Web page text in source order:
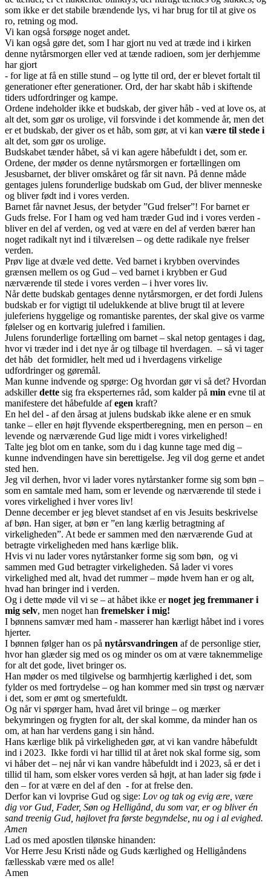
som ikke er det stabile brændende lys, vi har brug for til at give os
ro, retning og mod.
Vi kan også forsøge noget andet.
Vi kan også gøre det, som I har gjort nu ved at træde ind i kirken
denne nytårsmorgen eller ved at tænde radioen, som jer derhjemme
har gjort
- for lige at få en stille stund – og lytte til ord, der er blevet fortalt til
generationer efter generationer. Ord, der har skabt håb i skiftende
tiders udfordringer og kampe.
Ordene indeholder ikke et budskab, der giver håb - ved at love os, at
alt det, som gør os urolige, vil forsvinde i det kommende år, men det
er et budskab, der giver os et håb, som gør, at vi kan være til stede i
alt det, som gør os urolige.
Budskabet tænder håbet, så vi kan agere håbefuldt i det, som er.
Ordene, der møder os denne nytårsmorgen er fortællingen om
Jesusbarnet, der bliver omskåret og får sit navn. På denne måde
gentages julens forunderlige budskab om Gud, der bliver menneske
og bliver født ind i vores verden.
Barnet får navnet Jesus, der betyder ”Gud frelser”! For barnet er
Guds frelse. For I ham og ved ham træder Gud ind i vores verden -
bliver en del af verden, og ved at være en del af verden bærer han
noget radikalt nyt ind i tilværelsen – og dette radikale nye frelser
verden.
Prøv lige at dvæle ved dette. Ved barnet i krybben overvindes
grænsen mellem os og Gud – ved barnet i krybben er Gud
nærværende til stede i vores verden – i hver vores liv.
Når dette budskab gentages denne nytårsmorgen, er det fordi Julens
budskab er for vigtigt til udelukkende at blive brugt til at levere
juleferiens hyggelige og romantiske parentes, der skal give os varme
følelser og en kortvarig julefred i familien.
Julens forunderlige fortælling om barnet – skal netop gentages i dag,
hvor vi træder ind i det nye år og tilbage til hverdagen. – så vi tager
det håb det formidler, helt med ud i hverdagens virkelige
udfordringer og gøremål.
Man kunne indvende og spørge: Og hvordan gør vi så det? Hvordan
adskillerdette sig fra eksperternes råd, som kalder på min evne til at
manifestere det håbefulde afegen kraft?
En hel del - af den årsag at julens budskab ikke alene er en smuk
tanke – eller en højt flyvende ekspertberegning, men en person – en
levende og nærværende Gud lige midt i vores virkelighed!
Talte jeg blot om en tanke, som du i dag kunne tage med dig –
kunne indvendingen have sin berettigelse. Jeg vil dog gerne et andet
sted hen.
Jeg vil derhen, hvor vi lader vores nytårstanker forme sig som bøn –
som en samtale med ham, som er levende og nærværende til stede i
vores virkelighed i hver vores liv!
Denne december er jeg blevet standset af en vis Jesuits beskrivelse
af bøn. Han siger, at bøn er ”en lang kærlig betragtning af
virkeligheden”. At bede er sammen med den nærværende Gud at
betragte virkeligheden med hans kærlige blik.
Hvis vi nu lader vores nytårstanker forme sig som bøn, og vi
sammen med Gud betragter virkeligheden. Så lader vi vores
virkelighed med alt, hvad det rummer – møde hvem han er og alt,
hvad han bringer ind i verden.
Og i dette møde vil vi se – at håbet ikke ernoget jeg fremmaner i
mig selv, men noget han fremelsker i mig!
I bønnens samvær med ham - masserer han kærligt håbet ind i vores
hjerter.
I bønnen følger han os på nytårsvandringen af de personlige stier,
hvor han glæder sig med os og minder os om at være taknemmelige
for alt det gode, livet bringer os.
Han møder os med tilgivelse og barmhjertig kærlighed i det, som
fylder os med fortrydelse – og han kommer med sin trøst og nærvær
i det, som er ømt og smertefuldt.
Og når vi spørger ham, hvad året vil bringe – og mærker
bekymringen og frygten for alt, der skal komme, da minder han os
om, at han har verdens gang i sin hånd.
Hans kærlige blik på virkeligheden gør, at vi kan vandre håbefuldt
ind i 2023. Ikke fordi vi har tillid til at året nok skal forme sig, som
vi håber det – nej når vi kan vandre håbefuldt ind i 2023, så er det i
tillid til ham, som elsker vores verden så højt, at han lader sig føde i
den – for at være en del af den - for at frelse den.
Derfor kan vi lovprise Gud og sige: Lov og tak og evig ære, være
dig vor Gud, Fader, Søn og Helligånd, du som var, er og bliver én
sand treenig Gud, højlovet fra første begyndelse, nu og i al evighed.
Amen
Lad os med apostlen tilønske hinanden:
Vor Herre Jesu Kristi nåde og Guds kærlighed og Helligåndens
fællesskab være med os alle!
Amen